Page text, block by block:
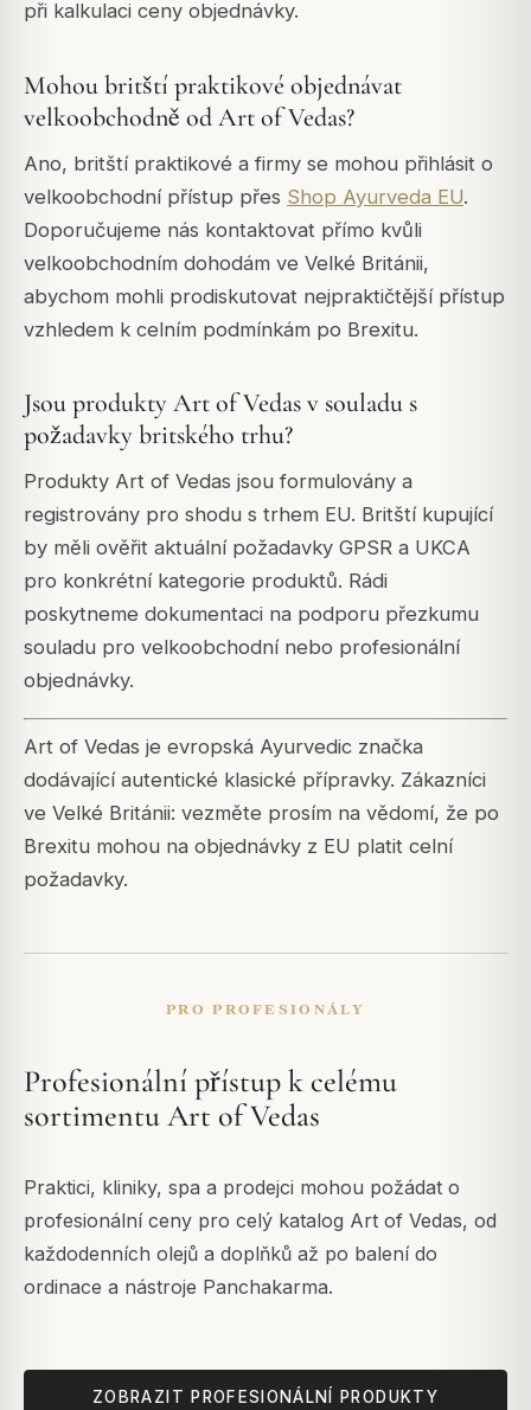
při kalkulaci ceny objednávky.
Mohou britští praktikové objednávat
velkoobchodně od Art of Vedas?
Ano, britští praktikové a firmy se mohou přihlásit o
velkoobchodní přístup přes Shop Ayurveda EU.
Doporučujeme nás kontaktovat přímo kvůli
velkoobchodním dohodám ve Velké Británii,
abychom mohli prodiskutovat nejpraktičtější přístup
vzhledem k celním podmínkám po Brexitu.
Jsou produkty Art of Vedas v souladu s
požadavky britského trhu?
Produkty Art of Vedas jsou formulovány a
registrovány pro shodu s trhem EU. Britští kupující
by měli ověřit aktuální požadavky GPSR a UKCA
pro konkrétní kategorie produktů. Rádi
poskytneme dokumentaci na podporu přezkumu
souladu pro velkoobchodní nebo profesionální
objednávky.
Art of Vedas je evropská Ayurvedic značka
dodávající autentické klasické přípravky. Zákazníci
ve Velké Británii: vezměte prosím na vědomí, že po
Brexitu mohou na objednávky z EU platit celní
požadavky.
PRO PROFESIONÁLY
Profesionální přístup k celému
sortimentu Art of Vedas
Praktici, kliniky, spa a prodejci mohou požádat o
profesionální ceny pro celý katalog Art of Vedas, od
každodenních olejů a doplňků až po balení do
ordinace a nástroje Panchakarma.
ZOBRAZIT PROFESIONÁLNÍ PRODUKTY